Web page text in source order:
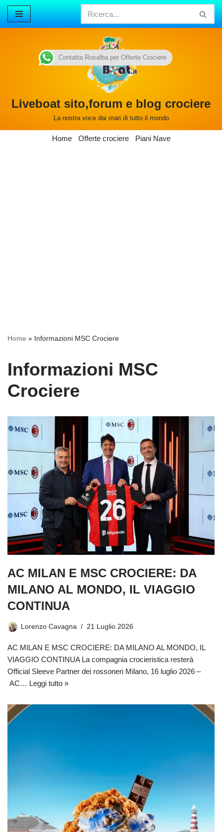
Vai
Liveboat sito,forum e blog crociere
La nostra voce dai mari di tutto il mondo
Home Offerte crociere Piani Nave
Home » Informazioni MSC Crociere
Informazioni MSC
Crociere
AC MILAN E MSC CROCIERE: DA
MILANO AL MONDO, IL VIAGGIO
CONTINUA
Lorenzo Cavagna 21 Luglio 2026
AC MILAN E MSC CROCIERE: DA MILANO AL MONDO, IL
VIAGGIO CONTINUA La compagnia crocieristica resterà
Official Sleeve Partner dei rossoneri Milano, 16 luglio 2026 –
AC… Leggi tutto »
Contatta Rosalba per Offerte Crociere